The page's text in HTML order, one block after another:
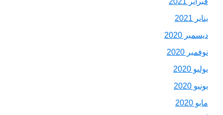
يناير 2021
ديسمبر 2020
نوفمبر 2020
يوليو 2020
يونيو 2020
مايو 2020